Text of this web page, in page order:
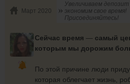
Март 2020
Увеличиваем депозит
экономим свое время!
Присоединяйтесь!
Сейчас время — самый
которым мы дорожим
По этой причине люди
которая облегчает жизнь,